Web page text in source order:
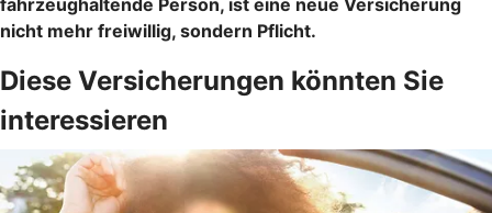
nicht mehr freiwillig, sondern Pflicht.
Diese Versicherungen könnten Sie
interessieren